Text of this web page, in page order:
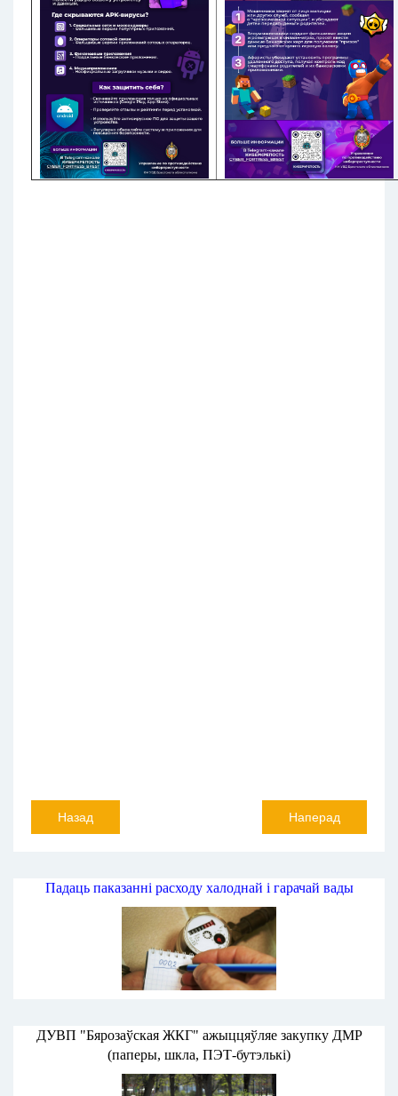
Назад Наперад
Падаць паказанні расходу халоднай і гарачай вады
ДУВП "Бярозаўская ЖКГ" ажыццяўляе закупку ДМР
(паперы, шкла, ПЭТ-бутэлькі)